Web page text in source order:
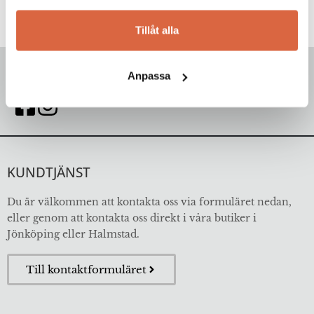
Tillåt alla
Anpassa
FÖLJ OSS
KUNDTJÄNST
Du är välkommen att kontakta oss via formuläret nedan,
eller genom att kontakta oss direkt i våra butiker i
Jönköping eller Halmstad.
Till kontaktformuläret